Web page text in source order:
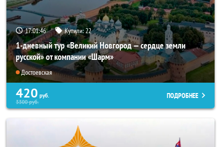
17:01:45 Купили: 22
1-дневный тур «Великий Новгород — сердце земли
русской» от компании «Шарм»
Достоевская
420 руб.
3300руб.
ПОДРОБНЕЕ